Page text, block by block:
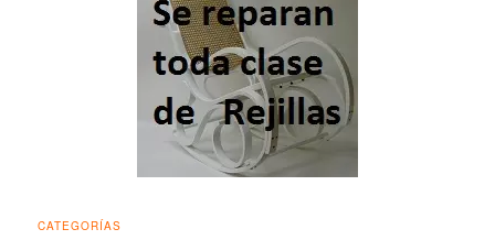
CATEGORÍAS